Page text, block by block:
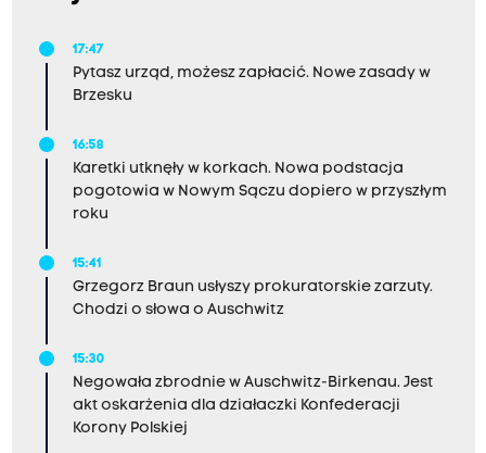
17:47
Pytasz urząd, możesz zapłacić. Nowe zasady w
Brzesku
16:58
Karetki utknęły w korkach. Nowa podstacja
pogotowia w Nowym Sączu dopiero w przyszłym
roku
15:41
Grzegorz Braun usłyszy prokuratorskie zarzuty.
Chodzi o słowa o Auschwitz
15:30
Negowała zbrodnie w Auschwitz-Birkenau. Jest
akt oskarżenia dla działaczki Konfederacji
Korony Polskiej